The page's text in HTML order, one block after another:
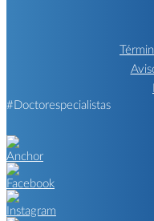
#Doctorespecialistas